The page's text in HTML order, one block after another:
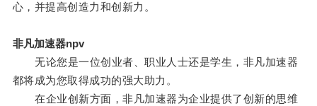
心，并提高创造力和创新力。
非凡加速器npv
无论您是一位创业者、职业人士还是学生，非凡加速器
都将成为您取得成功的强大助力。
在企业创新方面，非凡加速器为企业提供了创新的思维